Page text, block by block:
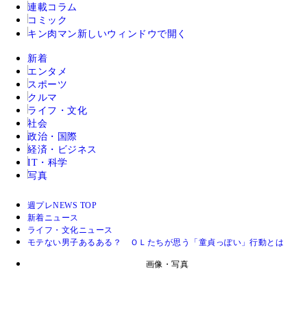
連載コラム
コミック
キン肉マン 新しいウィンドウで開く
新着
エンタメ
スポーツ
クルマ
ライフ・文化
社会
政治・国際
経済・ビジネス
IT・科学
写真
週プレNEWS TOP
新着ニュース
ライフ・文化ニュース
モテない男子あるある？ ＯＬたちが思う「童貞っぽい」行動とは
画像・写真